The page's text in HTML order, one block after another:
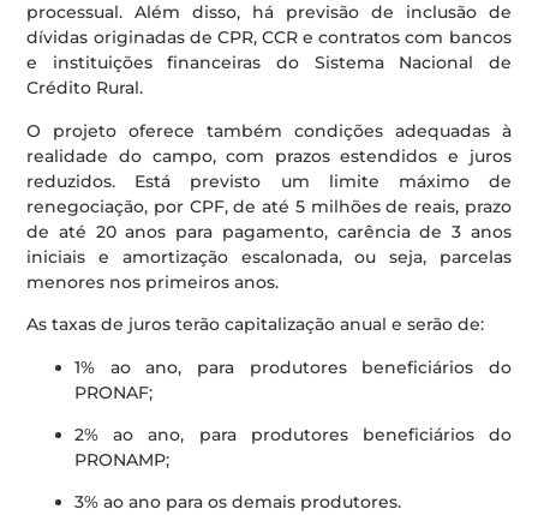
processual. Além disso, há previsão de inclusão de
dívidas originadas de CPR, CCR e contratos com bancos
e instituições financeiras do Sistema Nacional de
Crédito Rural.
O projeto oferece também condições adequadas à
realidade do campo, com prazos estendidos e juros
reduzidos. Está previsto um limite máximo de
renegociação, por CPF, de até 5 milhões de reais, prazo
de até 20 anos para pagamento, carência de 3 anos
iniciais e amortização escalonada, ou seja, parcelas
menores nos primeiros anos.
As taxas de juros terão capitalização anual e serão de:
1% ao ano, para produtores beneficiários do
PRONAF;
2% ao ano, para produtores beneficiários do
PRONAMP;
3% ao ano para os demais produtores.